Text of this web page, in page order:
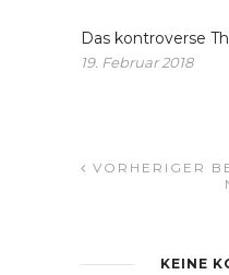
Das kontroverse
19. Februar 2018
VORHERIGER
KEINE